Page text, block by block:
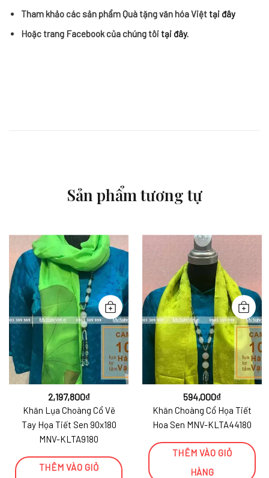
Tham khảo các sản phẩm Quà tặng văn hóa Việttại đây
Hoặc trang Facebook của chúng tôitại đây.
Sản phẩm tương tự
2,197,800₫
Khăn Lụa Choàng Cổ Vẽ
Tay Họa Tiết Sen 90x180
MNV-KLTA9180
THÊM VÀO GIỎ
594,000₫
Khăn Choàng Cổ Họa Tiết
Hoa Sen MNV-KLTA44180
THÊM VÀO GIỎ
HÀNG